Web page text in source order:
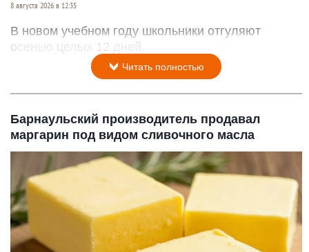
8 августа 2026 в 12:35
В новом учебном году школьники отгуляют
осенью целых 12 дней.
Читать полностью
Барнаульский производитель продавал
маргарин под видом сливочного масла